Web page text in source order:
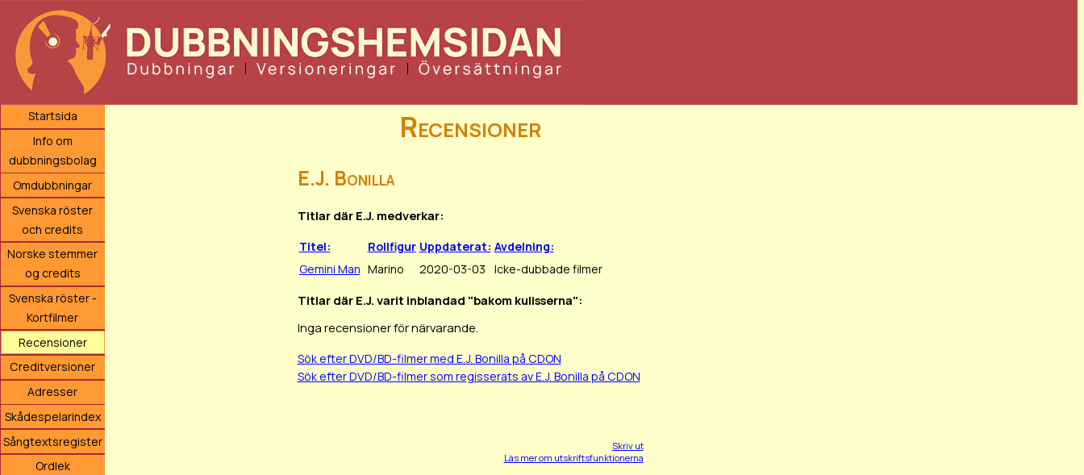
Startsida
Info om
dubbningsbolag
Omdubbningar
Svenska röster
och credits
Norske stemmer
og credits
Svenska röster -
Kortfilmer
Recensioner
Creditversioner
Adresser
Skådespelarindex
Sångtextsregister
Ordlek
Recensioner
E.J. Bonilla
Titlar där E.J. medverkar:
Titel: Rollfigur Uppdaterat: Avdelning:
Gemini Man Marino 2020-03-03 Icke-dubbade filmer
Titlar där E.J. varit inblandad "bakom kulisserna":
Inga recensioner för närvarande.
Sök efter DVD/BD-filmer med E.J. Bonilla på CDON
Sök efter DVD/BD-filmer som regisserats av E.J. Bonilla på CDON
Skriv ut
Läs mer om utskriftsfunktionerna